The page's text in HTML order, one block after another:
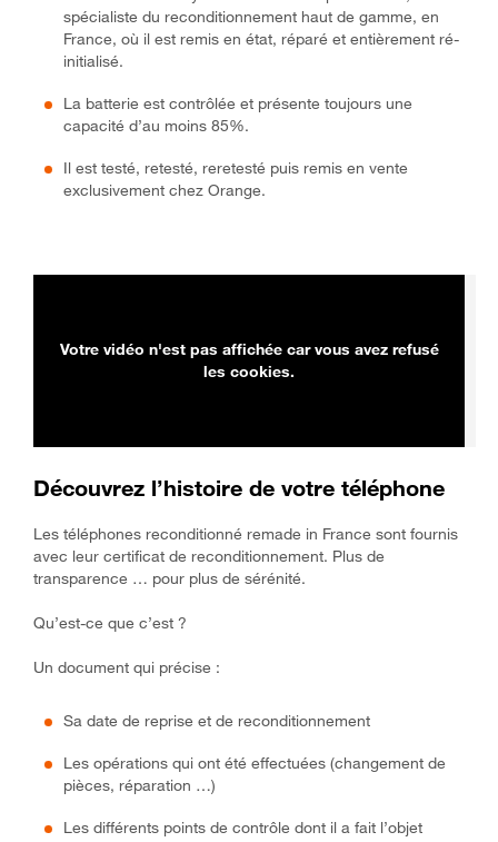
spécialiste du reconditionnement haut de gamme, en
France, où il est remis en état, réparé et entièrement ré-
initialisé.
La batterie est contrôlée et présente toujours une
capacité d’au moins 85%.
Il est testé, retesté, reretesté puis remis en vente
exclusivement chez Orange.
Votre vidéo n'est pas affichée car vous avez refusé
les cookies.
Découvrez l’histoire de votre téléphone
Les téléphones reconditionné remade in France sont fournis
avec leur certificat de reconditionnement. Plus de
transparence … pour plus de sérénité.
Qu’est-ce que c’est ?
Un document qui précise :
Sa date de reprise et de reconditionnement
Les opérations qui ont été effectuées (changement de
pièces, réparation …)
Les différents points de contrôle dont il a fait l’objet